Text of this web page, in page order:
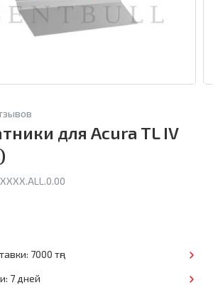
для Acura TL IV
7000 тңг
7 дней